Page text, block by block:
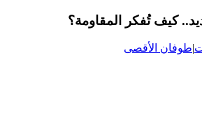
كيف تُفكر المقاومة؟
|طوفان الأقصى